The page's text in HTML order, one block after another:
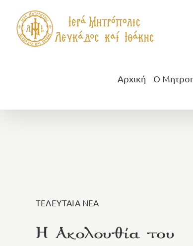
περιεχόμενο
Αρχική Ο
ΤΕΛΕΥΤΑΙΑ ΝΕΑ
Η Ακολουθία του